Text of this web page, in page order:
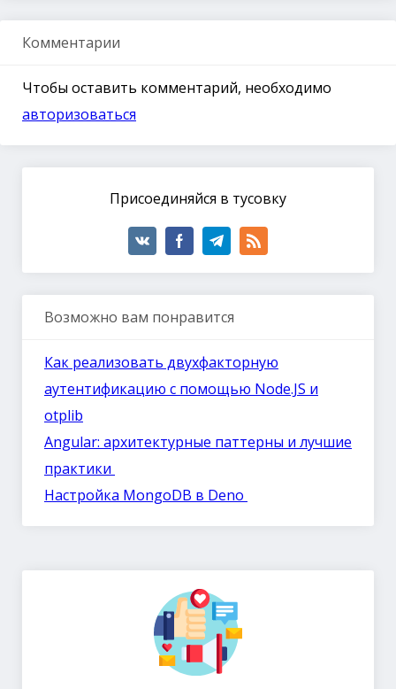
Комментарии
Чтобы оставить комментарий, необходимо
авторизоваться
Присоединяйся в тусовку
Возможно вам понравится
Как реализовать двухфакторную
аутентификацию с помощью Node.JS и
otplib
Angular: архитектурные паттерны и лучшие
практики
Настройка MongoDB в Deno